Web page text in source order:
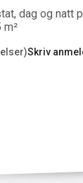
dag og natt
Skriv